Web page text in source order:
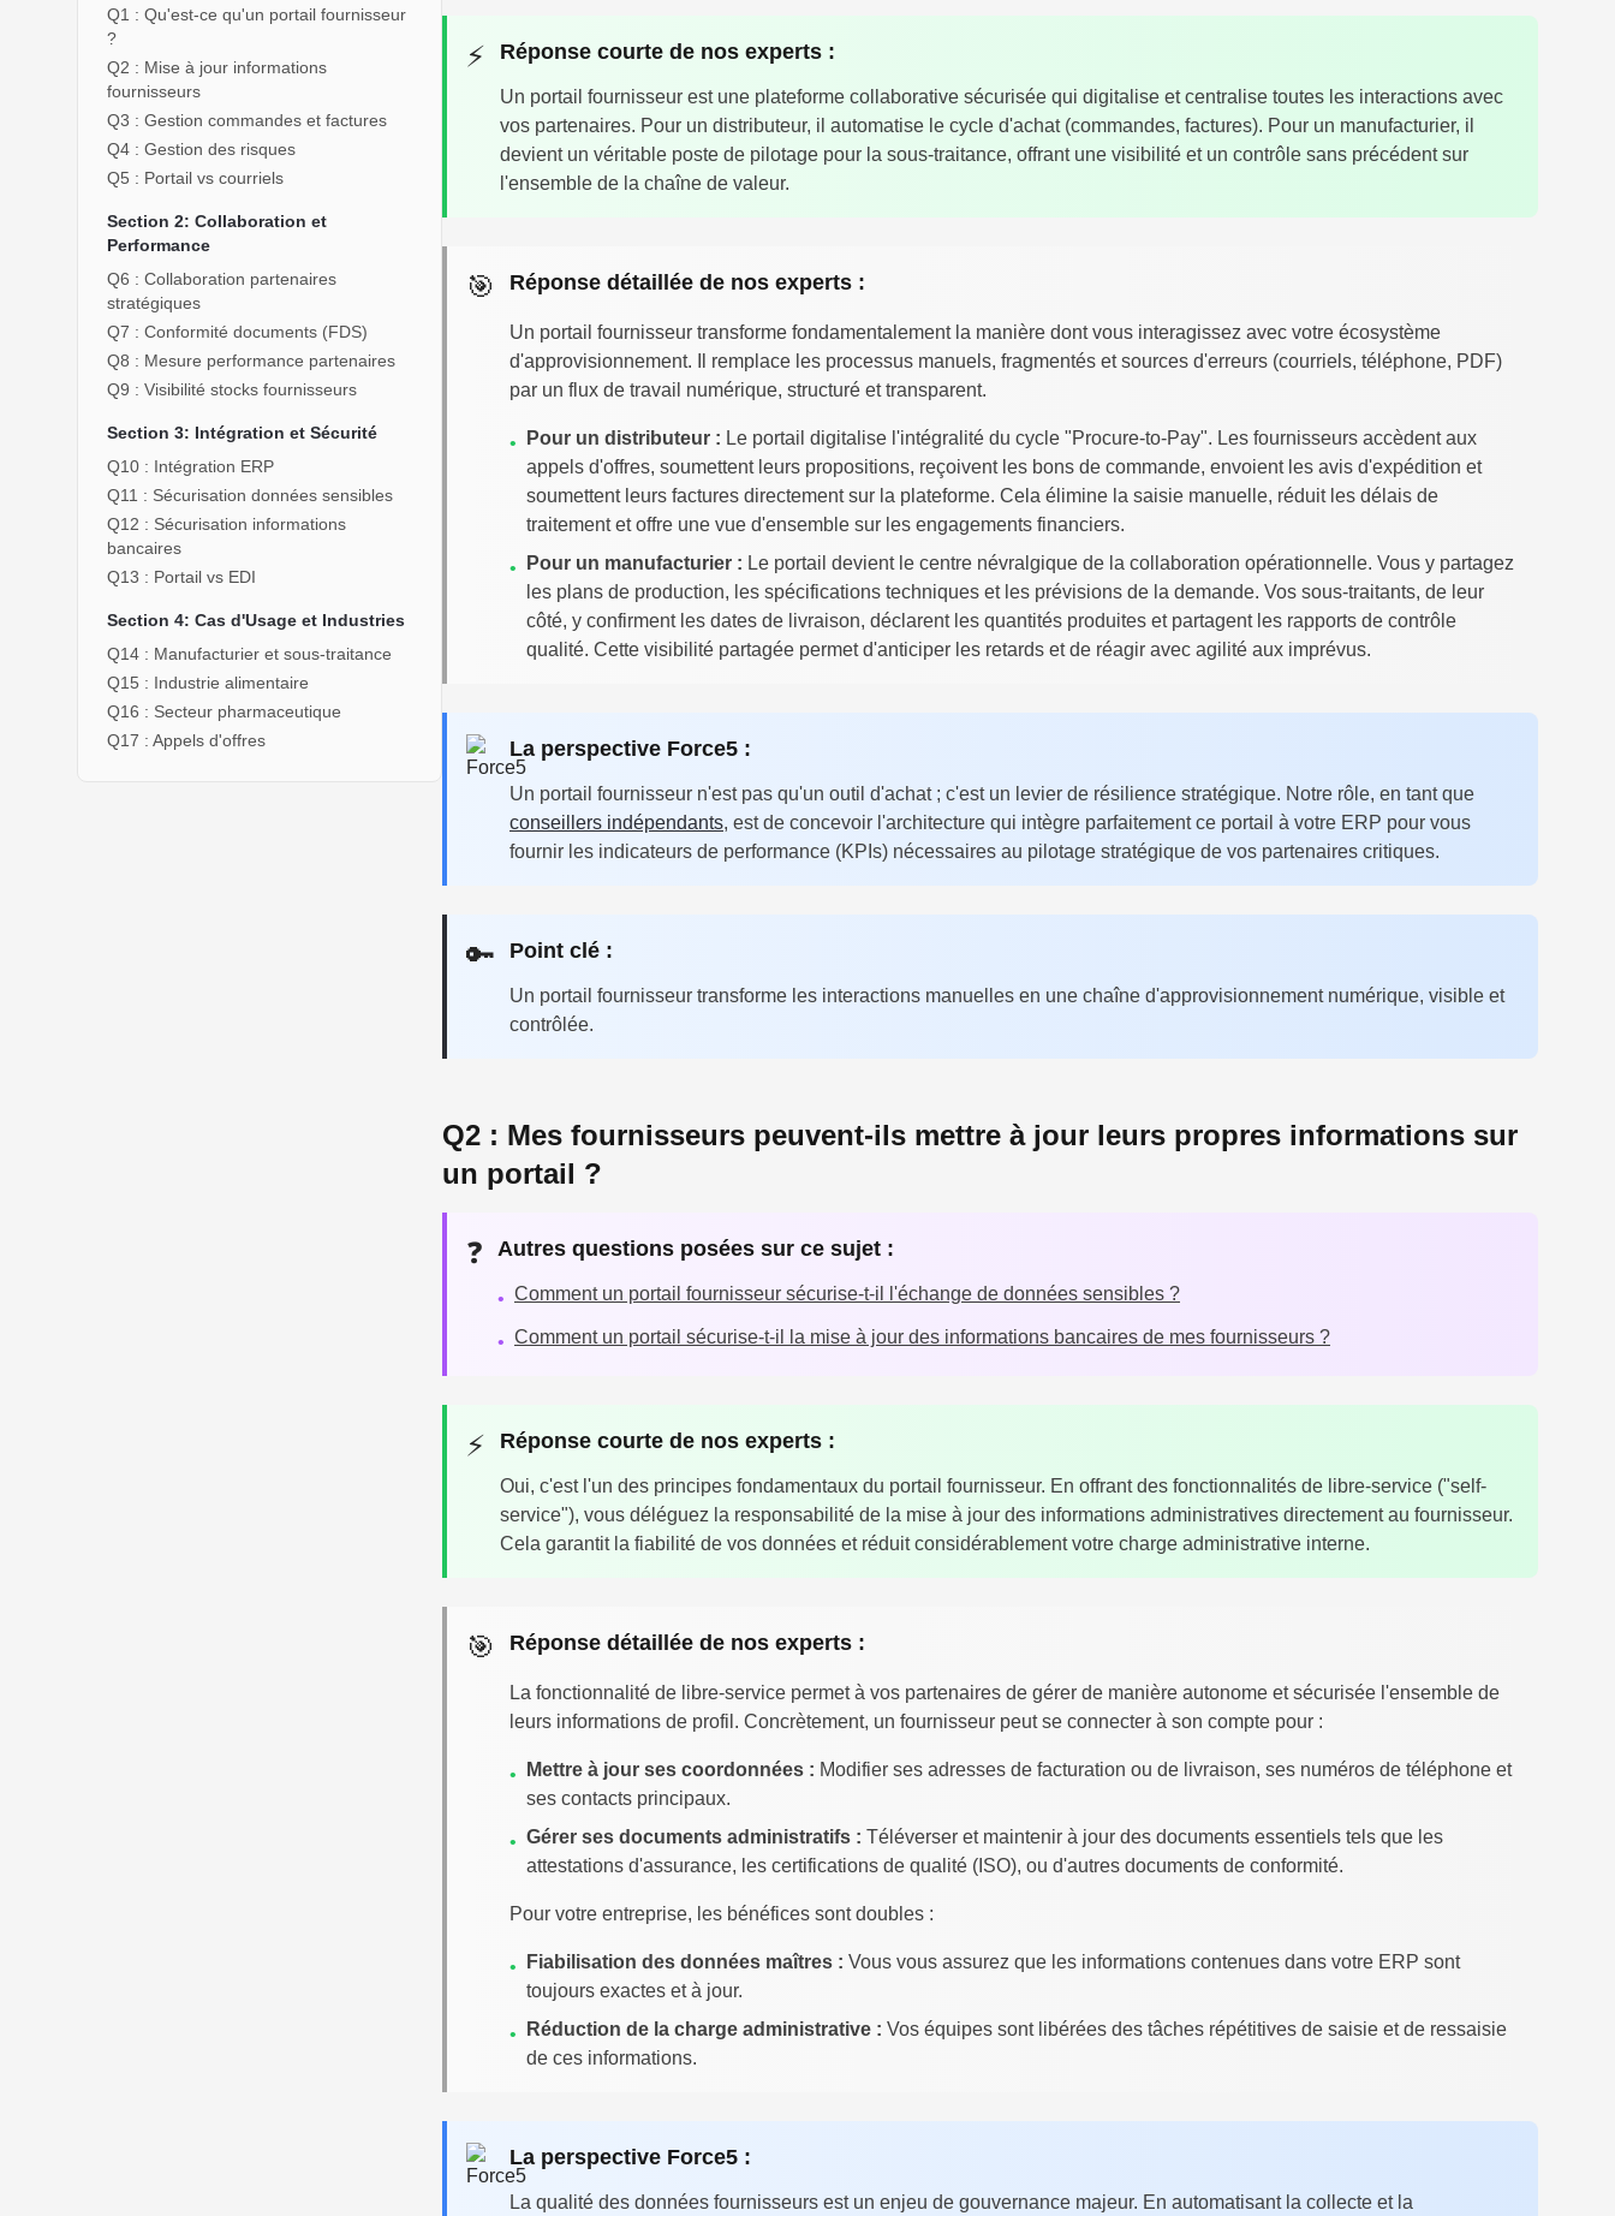
Q1 : Qu'est-ce qu'un portail fournisseur
?
Q2 : Mise à jour informations
fournisseurs
Q3 : Gestion commandes et factures
Q4 : Gestion des risques
Q5 : Portail vs courriels
Section 2: Collaboration et
Performance
Q6 : Collaboration partenaires
stratégiques
Q7 : Conformité documents (FDS)
Q8 : Mesure performance partenaires
Q9 : Visibilité stocks fournisseurs
Section 3: Intégration et Sécurité
Q10 : Intégration ERP
Q11 : Sécurisation données sensibles
Q12 : Sécurisation informations
bancaires
Q13 : Portail vs EDI
Section 4: Cas d'Usage et Industries
Q14 : Manufacturier et sous-traitance
Q15 : Industrie alimentaire
Q16 : Secteur pharmaceutique
Q17 : Appels d'offres
⚡ Réponse courte de nos experts :
Un portail fournisseur est une plateforme collaborative sécurisée qui digitalise et centralise toutes les interactions avec
vos partenaires. Pour un distributeur, il automatise le cycle d'achat (commandes, factures). Pour un manufacturier, il
devient un véritable poste de pilotage pour la sous-traitance, offrant une visibilité et un contrôle sans précédent sur
l'ensemble de la chaîne de valeur.
🎯 Réponse détaillée de nos experts :
Un portail fournisseur transforme fondamentalement la manière dont vous interagissez avec votre écosystème
d'approvisionnement. Il remplace les processus manuels, fragmentés et sources d'erreurs (courriels, téléphone, PDF)
par un flux de travail numérique, structuré et transparent.
• Pour un distributeur : Le portail digitalise l'intégralité du cycle "Procure-to-Pay". Les fournisseurs accèdent aux
appels d'offres, soumettent leurs propositions, reçoivent les bons de commande, envoient les avis d'expédition et
soumettent leurs factures directement sur la plateforme. Cela élimine la saisie manuelle, réduit les délais de
traitement et offre une vue d'ensemble sur les engagements financiers.
• Pour un manufacturier : Le portail devient le centre névralgique de la collaboration opérationnelle. Vous y partagez
les plans de production, les spécifications techniques et les prévisions de la demande. Vos sous-traitants, de leur
côté, y confirment les dates de livraison, déclarent les quantités produites et partagent les rapports de contrôle
qualité. Cette visibilité partagée permet d'anticiper les retards et de réagir avec agilité aux imprévus.
La perspective Force5 :
Un portail fournisseur n'est pas qu'un outil d'achat ; c'est un levier de résilience stratégique. Notre rôle, en tant que
conseillers indépendants, est de concevoir l'architecture qui intègre parfaitement ce portail à votre ERP pour vous
fournir les indicateurs de performance (KPIs) nécessaires au pilotage stratégique de vos partenaires critiques.
🔑 Point clé :
Un portail fournisseur transforme les interactions manuelles en une chaîne d'approvisionnement numérique, visible et
contrôlée.
Q2 : Mes fournisseurs peuvent-ils mettre à jour leurs propres informations sur
un portail ?
❓ Autres questions posées sur ce sujet :
• Comment un portail fournisseur sécurise-t-il l'échange de données sensibles ?
• Comment un portail sécurise-t-il la mise à jour des informations bancaires de mes fournisseurs ?
⚡ Réponse courte de nos experts :
Oui, c'est l'un des principes fondamentaux du portail fournisseur. En offrant des fonctionnalités de libre-service ("self-
service"), vous déléguez la responsabilité de la mise à jour des informations administratives directement au fournisseur.
Cela garantit la fiabilité de vos données et réduit considérablement votre charge administrative interne.
🎯 Réponse détaillée de nos experts :
La fonctionnalité de libre-service permet à vos partenaires de gérer de manière autonome et sécurisée l'ensemble de
leurs informations de profil. Concrètement, un fournisseur peut se connecter à son compte pour :
• Mettre à jour ses coordonnées : Modifier ses adresses de facturation ou de livraison, ses numéros de téléphone et
ses contacts principaux.
• Gérer ses documents administratifs : Téléverser et maintenir à jour des documents essentiels tels que les
attestations d'assurance, les certifications de qualité (ISO), ou d'autres documents de conformité.
Pour votre entreprise, les bénéfices sont doubles :
• Fiabilisation des données maîtres : Vous vous assurez que les informations contenues dans votre ERP sont
toujours exactes et à jour.
• Réduction de la charge administrative : Vos équipes sont libérées des tâches répétitives de saisie et de ressaisie
de ces informations.
La perspective Force5 :
La qualité des données fournisseurs est un enjeu de gouvernance majeur. En automatisant la collecte et la